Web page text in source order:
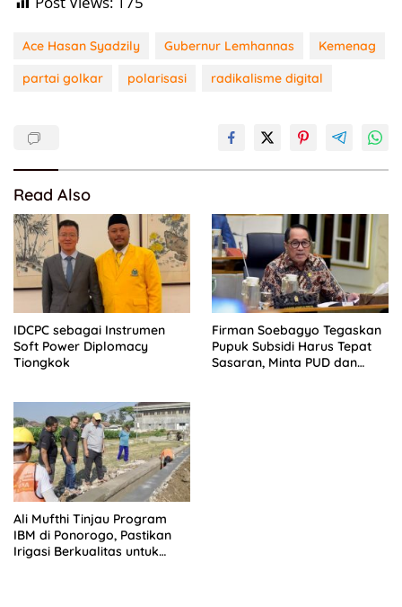
Ace Hasan Syadzily Gubernur Lemhannas
Kemenag
partai golkar
polarisasi radikalisme digital
Read Also
IDCPC sebagai Instrumen
Soft Power Diplomacy
Tiongkok
Firman Soebagyo Tegaskan
Pupuk Subsidi Harus Tepat
Sasaran, Minta PUD dan
Ali Mufthi Tinjau Program
IBM di Ponorogo, Pastikan
Irigasi Berkualitas untuk